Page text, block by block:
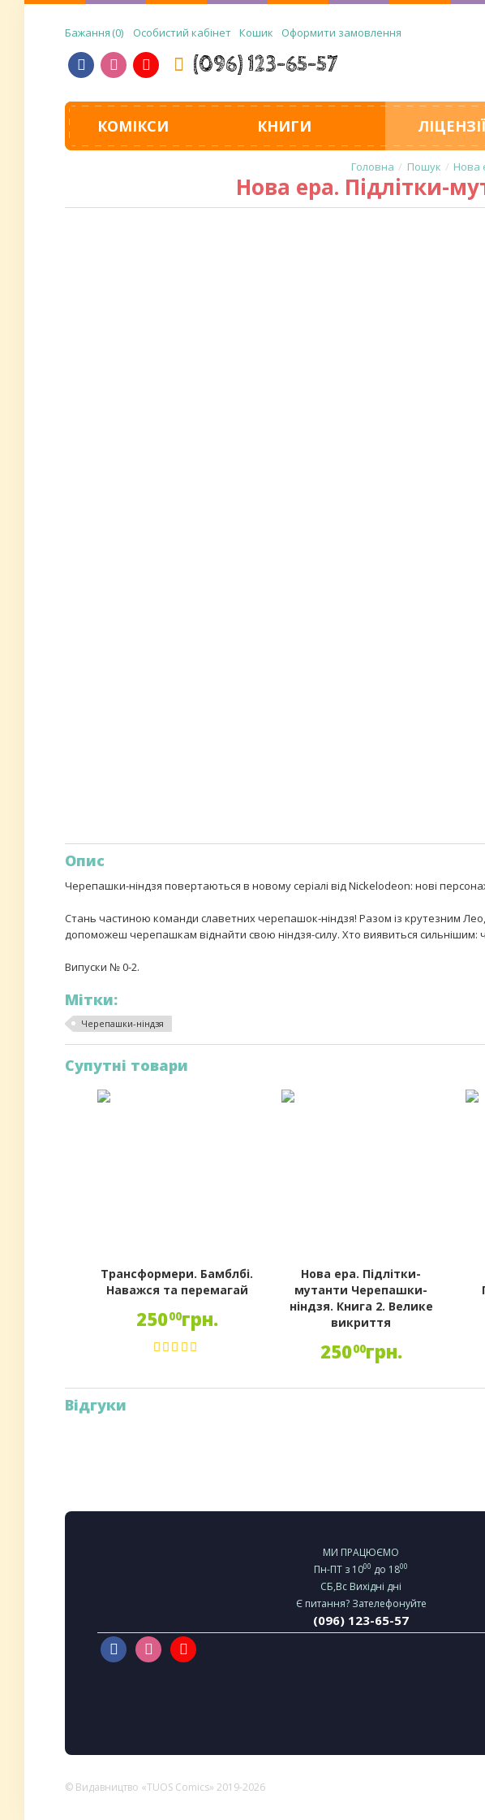
Бажання 0 Особистий кабінет Кошик Оформити замовлення
(096) 123-65-57
КОМІКСИ КНИГИ ЛІЦЕНЗІЇ
Пошук Нова
Нова ера. Підлітки-
Опис
Черепашки-ніндзя повертаються в новому серіалі від Nickelodeon: нові
Стань частиною команди славетних черепашок-ніндзя! Разом із крутезним
допоможеш черепашкам віднайти свою ніндзя-силу. Хто виявиться сильнішим:
Випуски № 0-2.
Мітки:
Черепашки-ніндзя
Супутні товари
Трансформери. Бамблбі.
Наважся та перемагай
25000грн.
Нова ера. Підлітки-
мутанти Черепашки-
ніндзя. Книга 2. Велике
викриття
25000грн.
Відгуки
МИ ПРАЦЮЄМО
Пн-ПТ з 1000 до 1800
СБ,Вс Вихідні дні
Є питання? Зателефонуйте
(096) 123-65-57
© Видавництво «TUOS Comics» 2019-2026